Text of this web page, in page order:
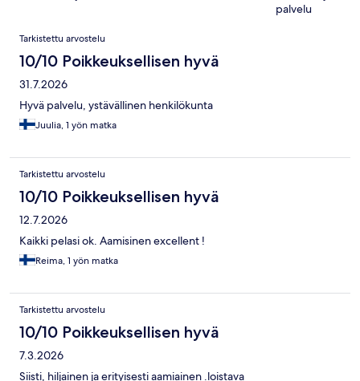
palvelu
Arvostelut
Tarkistettu arvostelu
10/10 Poikkeuksellisen hyvä
31.7.2026
Hyvä palvelu, ystävällinen henkilökunta
Juulia, 1 yön matka
Tarkistettu arvostelu
10/10 Poikkeuksellisen hyvä
12.7.2026
Kaikki pelasi ok. Aamisinen excellent !
Reima, 1 yön matka
Tarkistettu arvostelu
10/10 Poikkeuksellisen hyvä
7.3.2026
Siisti, hiljainen ja erityisesti aamiainen .loistava